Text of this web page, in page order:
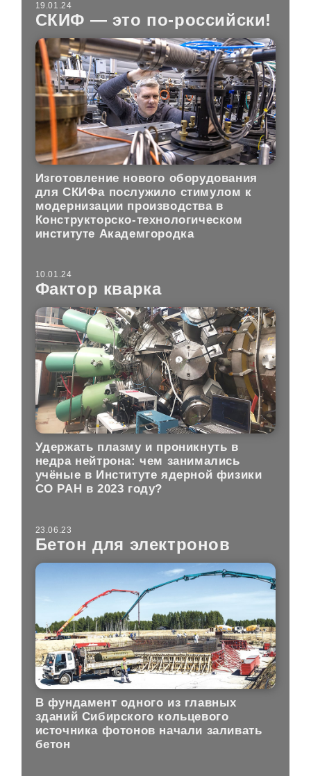
19.01.24
СКИФ — это по-российски!
Изготовление нового оборудования
для СКИФа послужило стимулом к
модернизации производства в
Конструкторско-технологическом
институте Академгородка
10.01.24
Фактор кварка
Удержать плазму и проникнуть в
недра нейтрона: чем занимались
учёные в Институте ядерной физики
СО РАН в 2023 году?
23.06.23
Бетон для электронов
В фундамент одного из главных
зданий Сибирского кольцевого
источника фотонов начали заливать
бетон